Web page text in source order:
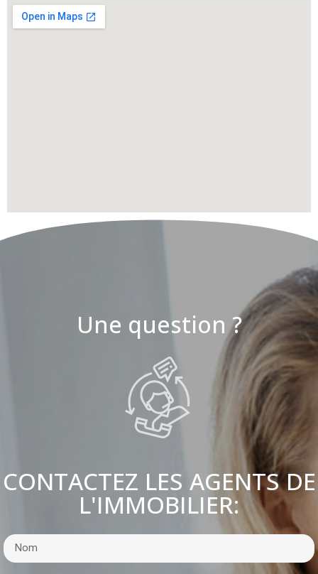
Une question ?
CONTACTEZ LES AGENTS DE
L'IMMOBILIER: